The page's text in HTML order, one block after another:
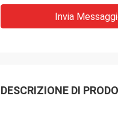
Invia
DESCRIZIONE DI